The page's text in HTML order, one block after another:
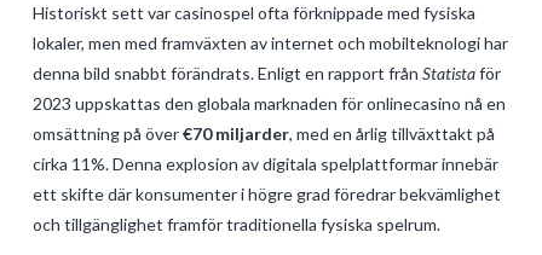
Historiskt sett var casinospel ofta förknippade med fysiska
lokaler, men med framväxten av internet och mobilteknologi har
denna bild snabbt förändrats. Enligt en rapport från Statistaför
2023 uppskattas den globala marknaden för onlinecasino nå en
omsättning på över€70 miljarder, med en årlig tillväxttakt på
cirka 11%. Denna explosion av digitala spelplattformar innebär
ett skifte där konsumenter i högre grad föredrar bekvämlighet
och tillgänglighet framför traditionella fysiska spelrum.